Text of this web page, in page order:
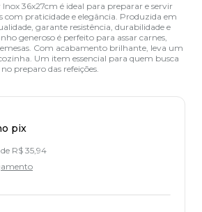
36x27cm é ideal para preparar e servir
com praticidade e elegância. Produzida em
garante resistência, durabilidade e
generoso é perfeito para assar carnes,
Com acabamento brilhante, leva um
Um item essencial para quem busca
preparo das refeições.
pix
R$ 35,94